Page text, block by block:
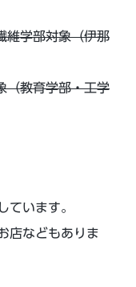
学部対象（伊那
教育学部・工学
ています。
店などもありま